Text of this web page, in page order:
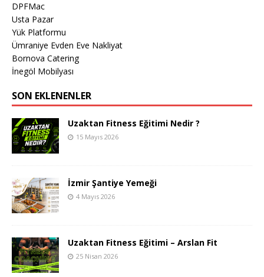
DPFMac
Usta Pazar
Yük Platformu
Ümraniye Evden Eve Nakliyat
Bornova Catering
İnegöl Mobilyası
SON EKLENENLER
Uzaktan Fitness Eğitimi Nedir ?
15 Mayıs 2026
İzmir Şantiye Yemeği
4 Mayıs 2026
Uzaktan Fitness Eğitimi – Arslan Fit
25 Nisan 2026